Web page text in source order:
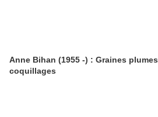
Anne Bihan (1955 -) : Graines plumes
coquillages